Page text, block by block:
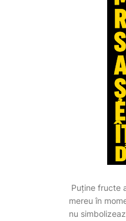
Puține fructe
mereu în
nu